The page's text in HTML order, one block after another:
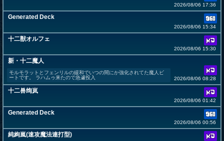
2026/08/06 17:36
Generated Deck
2026/08/06 15:34
十二獣オルフェ
2026/08/06 15:30
新・十二魔人
モルモラットとフェンリルの緩和でいつの間にか強化されてた魔人ビ
ートです。 ラハムゥ来たので急遽投入
2026/08/06 08:28
十二兽绚岚
2026/08/06 01:42
Generated Deck
2026/08/06 00:56
純絢嵐(速攻魔法連打型)